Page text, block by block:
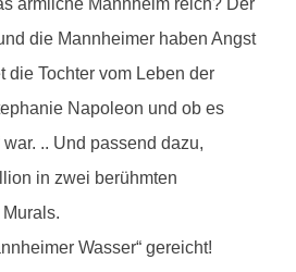
ärmliche Mannheim reich? Der
die Mannheimer haben Angst
die Tochter vom Leben der
Napoleon und ob es
.. Und passend dazu,
in zwei berühmten
Wasser“ gereicht!